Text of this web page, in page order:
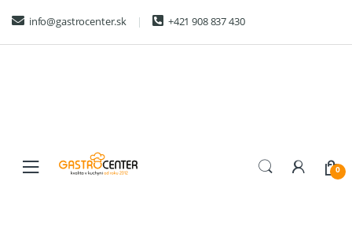
navigation
content
info@gastrocenter.sk +421 908 837 430
0